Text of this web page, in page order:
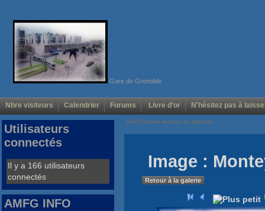
Gare de Grenoble
Nbre visiteurs Calendrier Forums Livre d'or N'hésitez pas à
Voir/Cacher menus de gauche
Image :
Retour à la galerie
Utilisateurs
connectés
Il y a 166 utilisateurs
connectés
AMFG INFO